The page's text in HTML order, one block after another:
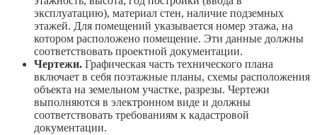
эксплуатацию), материал стен, наличие подземных
этажей. Для помещений указывается номер этажа, на
котором расположено помещение. Эти данные должны
соответствовать проектной документации.
Чертежи. Графическая часть технического плана
включает в себя поэтажные планы, схемы расположения
объекта на земельном участке, разрезы. Чертежи
выполняются в электронном виде и должны
соответствовать требованиям к кадастровой
документации.